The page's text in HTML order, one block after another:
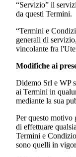
“Servizio” il
da questi Termini.
“Termini e
generali di
vincolante fra
Modifiche ai
Didemo Srl e WP
ai Termini in
mediante la sua
Per questo motivo
di effettuare
Termini e
sono quelli in